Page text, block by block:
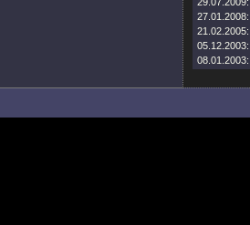
27.01.2008:
21.02.2005:
05.12.2003:
08.01.2003: